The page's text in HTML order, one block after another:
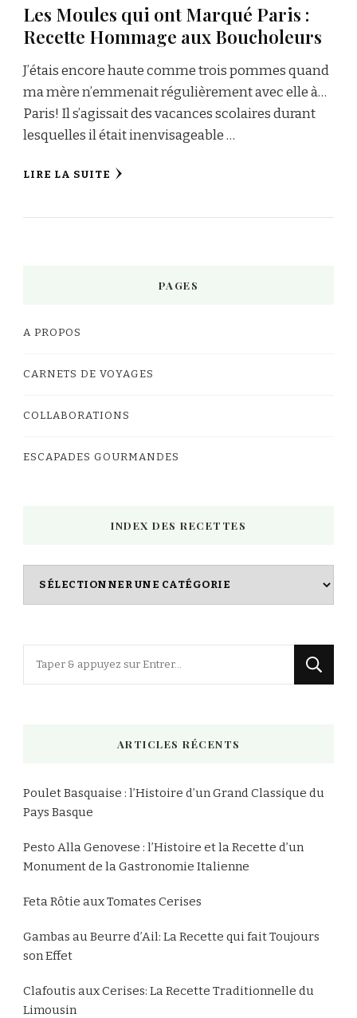
Les Moules qui ont Marqué Paris :
Recette Hommage aux Boucholeurs
J’étais encore haute comme trois pommes quand
ma mère n’emmenait régulièrement avec elle à…
Paris! Il s’agissait des vacances scolaires durant
lesquelles il était inenvisageable …
LIRE LA SUITE
PAGES
A PROPOS
CARNETS DE VOYAGES
COLLABORATIONS
ESCAPADES GOURMANDES
INDEX DES RECETTES
Index
ARTICLES RÉCENTS
Poulet Basquaise : l’Histoire d’un Grand Classique du
Pays Basque
Pesto Alla Genovese : l’Histoire et la Recette d’un
Monument de la Gastronomie Italienne
Feta Rôtie aux Tomates Cerises
Gambas au Beurre d’Ail: La Recette qui fait Toujours
son Effet
Clafoutis aux Cerises: La Recette Traditionnelle du
Limousin